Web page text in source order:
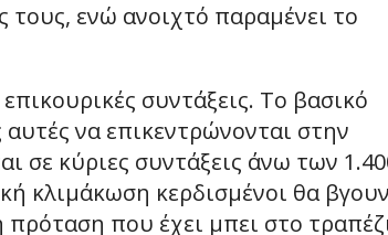
ενώ ανοιχτό παραμένει το
συντάξεις. Το βασικό
να επικεντρώνονται στην
σε κύριες συντάξεις άνω των
κλιμάκωση κερδισμένοι θα βγουν
που έχει μπει στο